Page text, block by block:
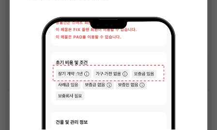
한큐 다카라즈카본선의 쉐어하우스